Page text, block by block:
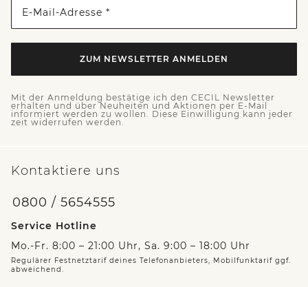
E-Mail-Adresse *
ZUM NEWSLETTER ANMELDEN
Mit der Anmeldung bestätige ich den CECIL Newsletter
erhalten und über Neuheiten und Aktionen per E-Mail
informiert werden zu wollen. Diese Einwilligung kann jeder
zeit widerrufen werden.
Kontaktiere uns
0800 / 5654555
Service Hotline
Mo.-Fr. 8:00 – 21:00 Uhr, Sa. 9:00 – 18:00 Uhr
Regulärer Festnetztarif deines Telefonanbieters, Mobilfunktarif ggf.
abweichend.